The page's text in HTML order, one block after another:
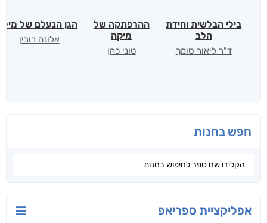
חפש בחנות
אפליקציית ספריאפ
בילי הבלשית וחידת
הלב
ד"ר ליאור סומך
ההרפתקה של
מיקה
טוני כהן
הגן הנעלם של מילי
אלונה רובין